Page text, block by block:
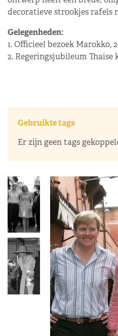
decoratieve strookjes rafels
Gelegenheden:
1. Officieel bezoek Marokk0,
2. Regeringsjubileum Thaise
Gebruikte tags
Er zijn geen tags